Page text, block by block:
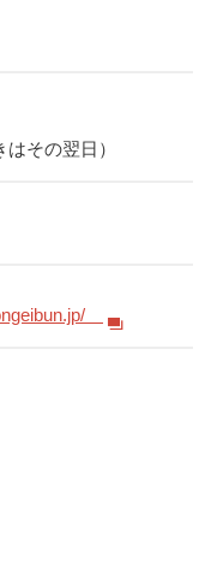
その翌日）